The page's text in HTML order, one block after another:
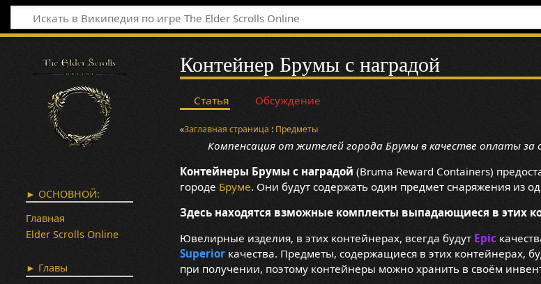
Контейнер Брумы с наградой
Статья Обсуждение
«Заглавная страница : Предметы
Компенсация от жителей города Брумы в качестве оплаты за
Контейнеры Брумы с наградой (Bruma Reward Containers)
городе Бруме. Они будут содержать один предмет снаряжения из
Здесь находятся взможные комплекты выпадающиеся в этих
Ювелирные изделия, в этих контейнерах, всегда будут Epic
Superior качества. Предметы, содержащиеся в этих контейнерах,
при получении, поэтому контейнеры можно хранить в своём
► ОСНОВНОЙ:
Главная
Elder Scrolls Online
► Главы